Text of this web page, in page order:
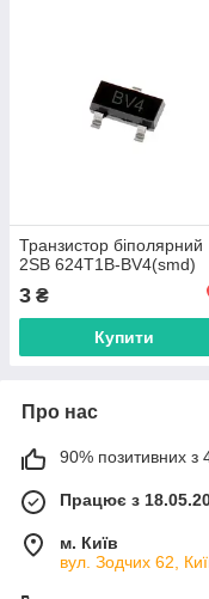
Транзистор біполярний
2SB 624T1B-BV4(smd)
3 ₴
Купити
Про нас
90% позитивних з
Працює з
м. Київ
вул. Зодчих 62,